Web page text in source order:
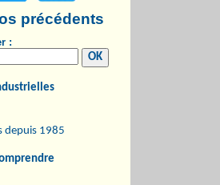
précédents
:
depuis 1985